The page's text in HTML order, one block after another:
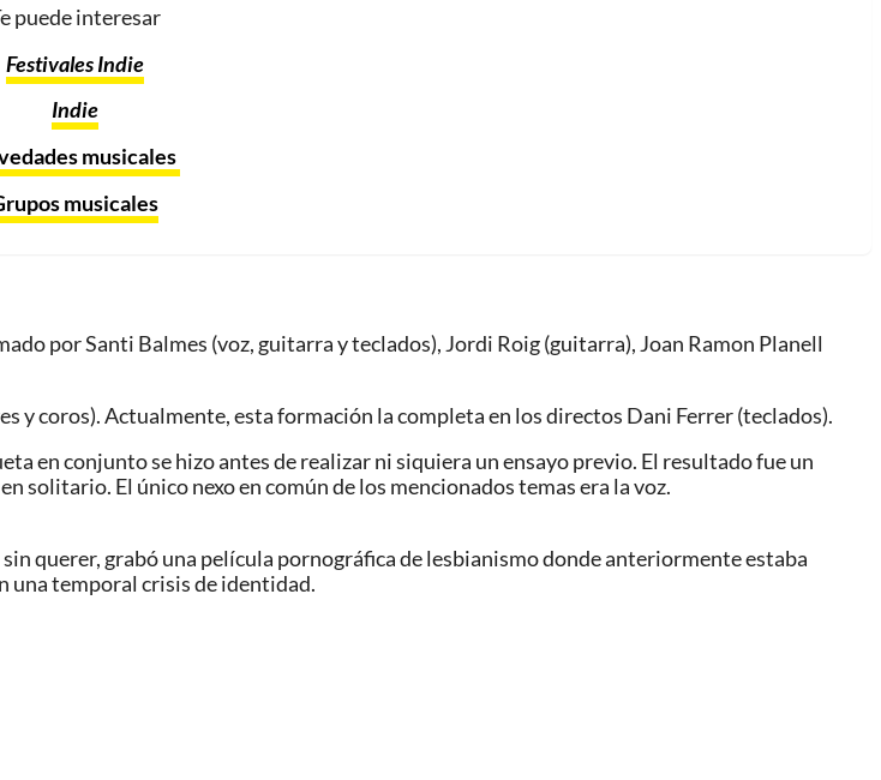
puede interesar
Festivales Indie
Indie
musicales
musicales
por Santi Balmes (voz, guitarra y teclados), Jordi Roig (guitarra), Joan Ramon Planell
y coros). Actualmente, esta formación la completa en los directos Dani Ferrer (teclados).
en conjunto se hizo antes de realizar ni siquiera un ensayo previo. El resultado fue un
solitario. El único nexo en común de los mencionados temas era la voz.
querer, grabó una película pornográfica de lesbianismo donde anteriormente estaba
una temporal crisis de identidad.